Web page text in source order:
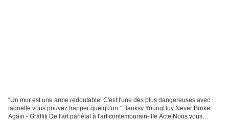
“Un mur est une arme redoutable. C'est l'une des plus dangereuses avec
laquelle vous pouvez frapper quelqu'un.” Banksy YoungBoy Never Broke
Again - Graffiti De l'art pariétal à l'art contemporain- IIe Acte Nous vous